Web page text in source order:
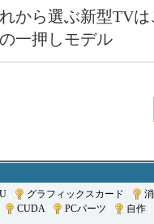
から選ぶ新型TV
一押しモデル
グラフィックスカード
CUDA| PCパーツ 自作